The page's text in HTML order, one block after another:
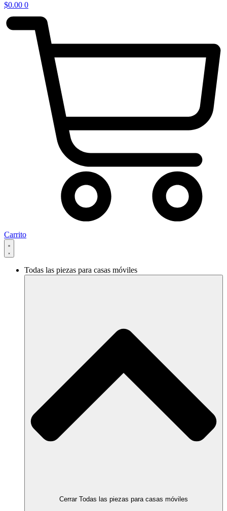
$0.00 0
Carrito
Todas las piezas para casas móviles
Cerrar Todas las piezas para casas móviles